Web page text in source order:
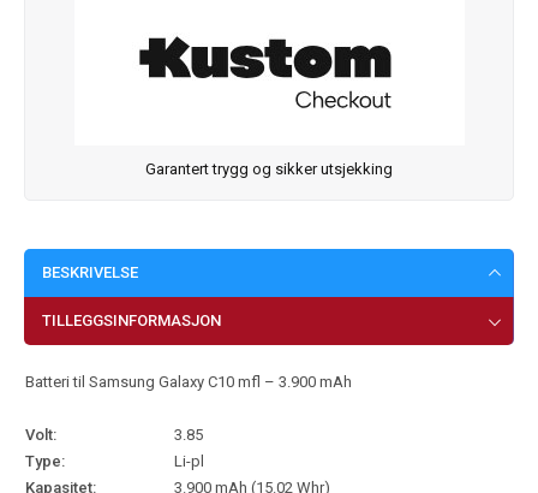
Garantert trygg og sikker utsjekking
BESKRIVELSE
TILLEGGSINFORMASJON
Batteri til Samsung Galaxy C10 mfl – 3.900 mAh
Volt:
3.85
Type:
Li-pl
Kapasitet:
3.900 mAh (15.02 Whr)